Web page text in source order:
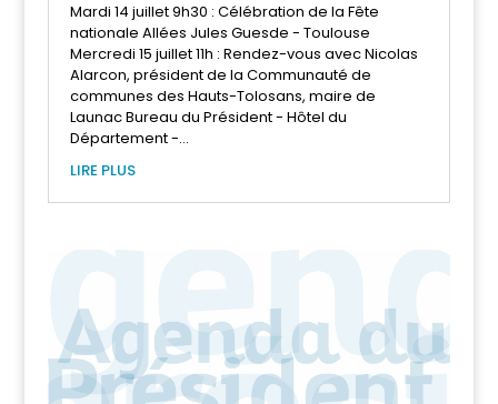
Mardi 14 juillet 9h30 : Célébration de la Fête
nationale Allées Jules Guesde - Toulouse
Mercredi 15 juillet 11h : Rendez-vous avec Nicolas
Alarcon, président de la Communauté de
communes des Hauts-Tolosans, maire de
Launac Bureau du Président - Hôtel du
Département -...
LIRE PLUS